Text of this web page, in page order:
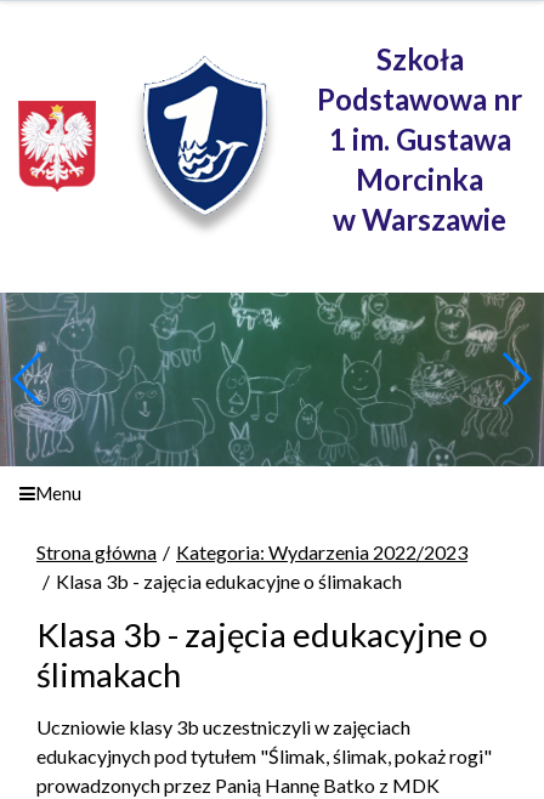
Szkoła
Podstawowa nr
1 im. Gustawa
Morcinka
w Warszawie
Menu
Strona główna
Kategoria: Wydarzenia 2022/2023
Klasa 3b - zajęcia edukacyjne o ślimakach
Klasa 3b - zajęcia edukacyjne o
ślimakach
Uczniowie klasy 3b uczestniczyli w zajęciach
edukacyjnych pod tytułem "Ślimak, ślimak, pokaż rogi"
prowadzonych przez Panią Hannę Batko z MDK